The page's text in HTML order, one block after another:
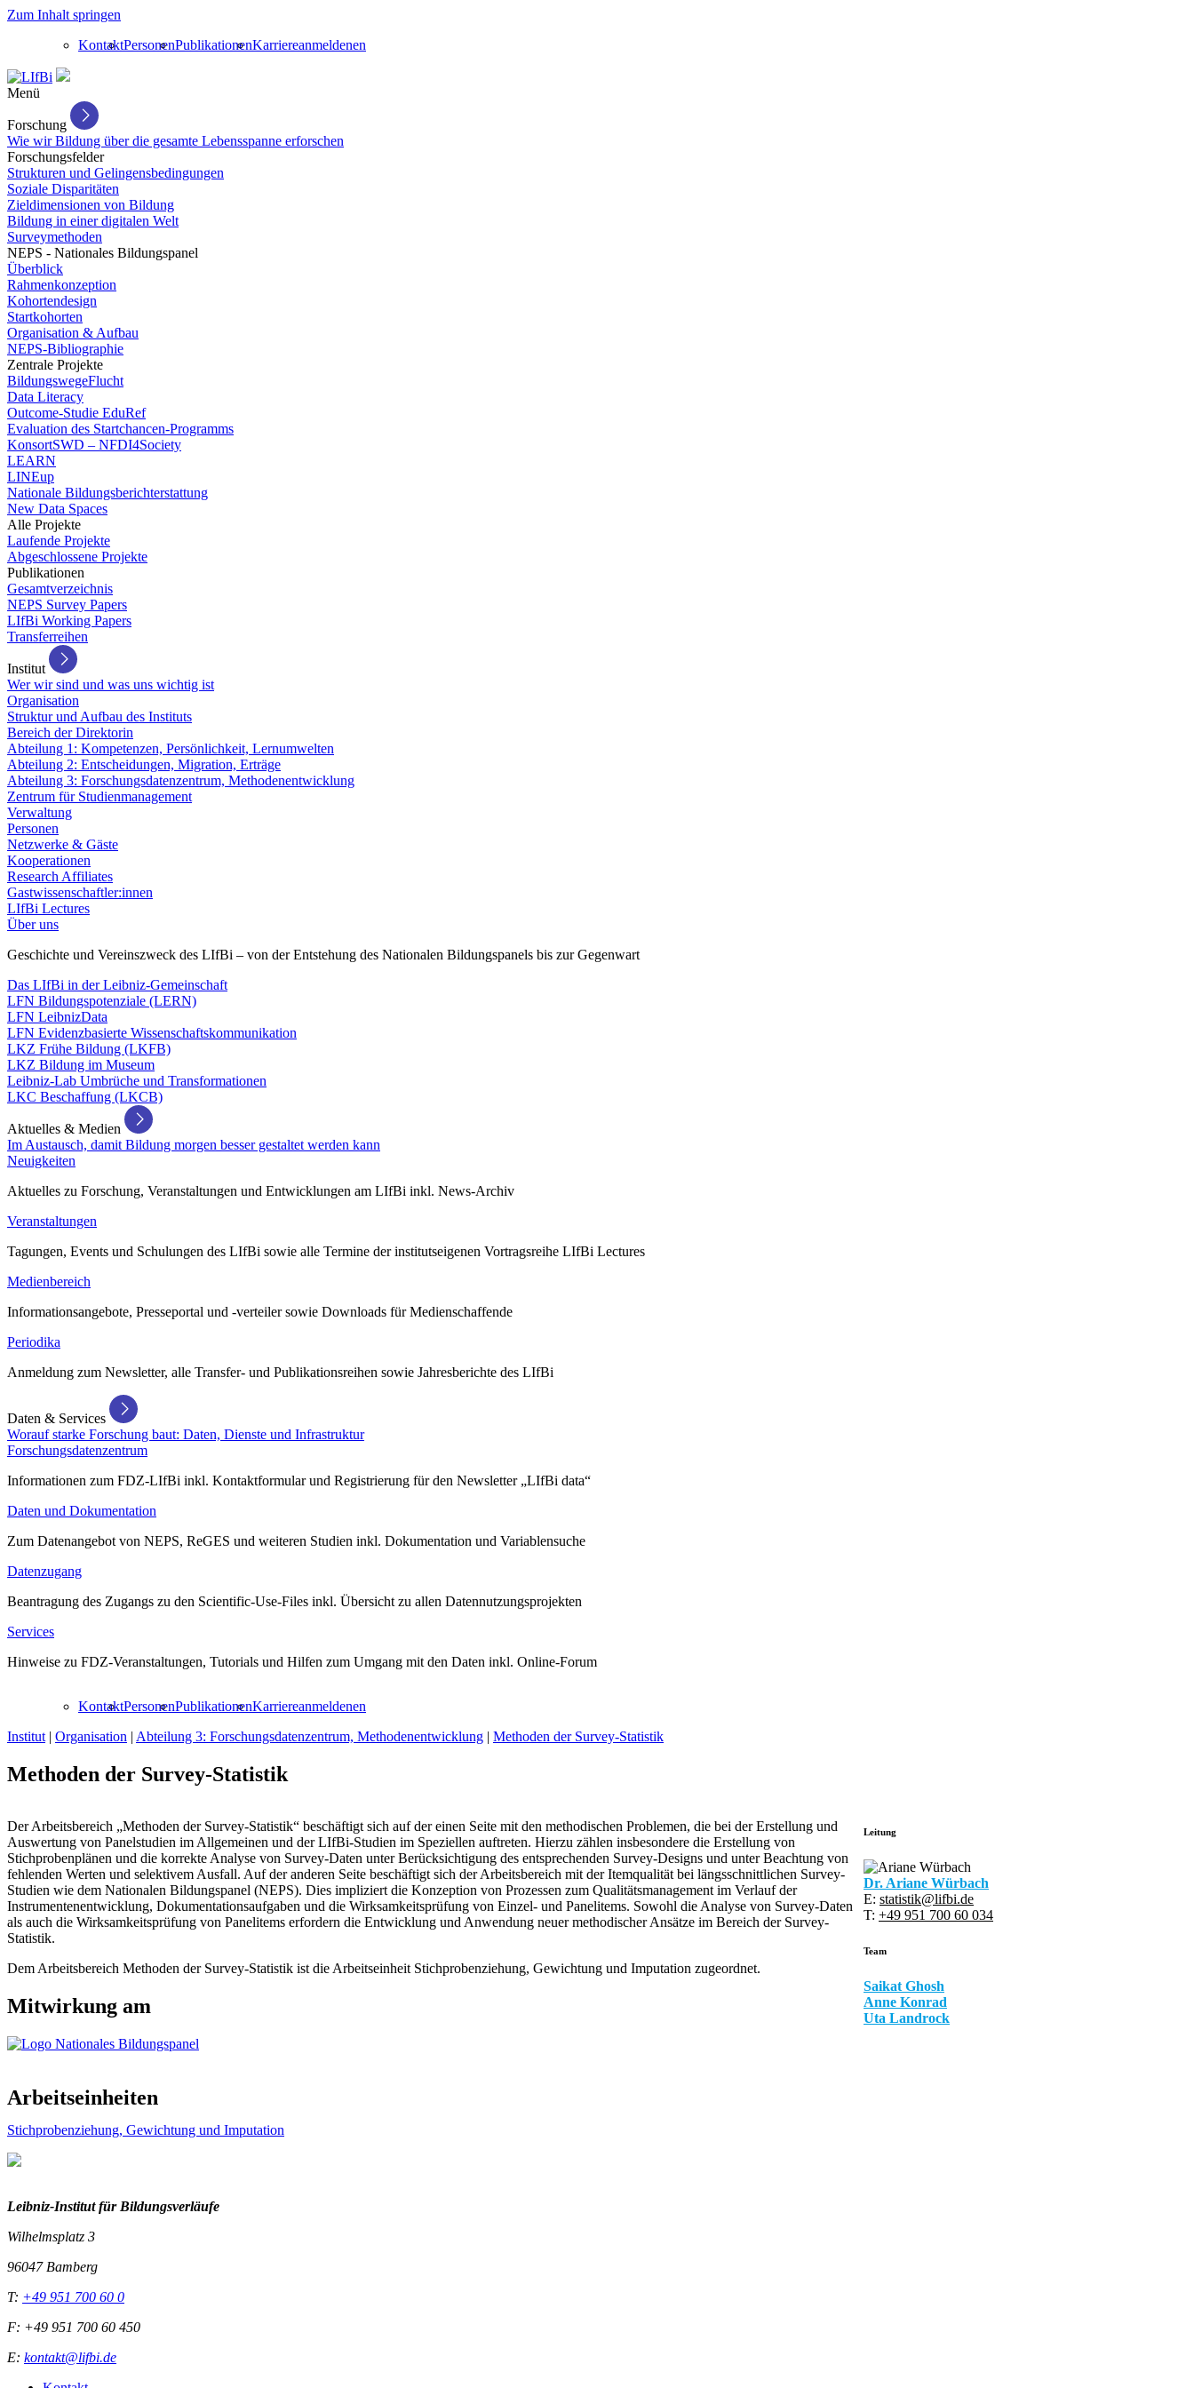
Zum Inhalt springen
KontaktPersonenPublikationenKarriereanmeldenen
Menü
Forschung
Wie wir Bildung über die gesamte Lebensspanne erforschen
Forschungsfelder
Strukturen und Gelingensbedingungen
Soziale Disparitäten
Zieldimensionen von Bildung
Bildung in einer digitalen Welt
Surveymethoden
NEPS - Nationales Bildungspanel
Überblick
Rahmenkonzeption
Kohortendesign
Startkohorten
Organisation & Aufbau
NEPS-Bibliographie
Zentrale Projekte
BildungswegeFlucht
Data Literacy
Outcome-Studie EduRef
Evaluation des Startchancen-Programms
KonsortSWD – NFDI4Society
LEARN
LINEup
Nationale Bildungsberichterstattung
New Data Spaces
Alle Projekte
Laufende Projekte
Abgeschlossene Projekte
Publikationen
Gesamtverzeichnis
NEPS Survey Papers
LIfBi Working Papers
Transferreihen
Institut
Wer wir sind und was uns wichtig ist
Organisation
Struktur und Aufbau des Instituts
Bereich der Direktorin
Abteilung 1: Kompetenzen, Persönlichkeit, Lernumwelten
Abteilung 2: Entscheidungen, Migration, Erträge
Abteilung 3: Forschungsdatenzentrum, Methodenentwicklung
Zentrum für Studienmanagement
Verwaltung
Personen
Netzwerke & Gäste
Kooperationen
Research Affiliates
Gastwissenschaftler:innen
LIfBi Lectures
Über uns
Geschichte und Vereinszweck des LIfBi – von der Entstehung des Nationalen Bildungspanels bis zur Gegenwart
Das LIfBi in der Leibniz-Gemeinschaft
LFN Bildungspotenziale (LERN)
LFN LeibnizData
LFN Evidenzbasierte Wissenschaftskommunikation
LKZ Frühe Bildung (LKFB)
LKZ Bildung im Museum
Leibniz-Lab Umbrüche und Transformationen
LKC Beschaffung (LKCB)
Aktuelles & Medien
Im Austausch, damit Bildung morgen besser gestaltet werden kann
Neuigkeiten
Aktuelles zu Forschung, Veranstaltungen und Entwicklungen am LIfBi inkl. News-Archiv
Veranstaltungen
Tagungen, Events und Schulungen des LIfBi sowie alle Termine der institutseigenen Vortragsreihe LIfBi Lectures
Medienbereich
Informationsangebote, Presseportal und -verteiler sowie Downloads für Medienschaffende
Periodika
Anmeldung zum Newsletter, alle Transfer- und Publikationsreihen sowie Jahresberichte des LIfBi
Daten & Services
Worauf starke Forschung baut: Daten, Dienste und Infrastruktur
Forschungsdatenzentrum
Informationen zum FDZ-LIfBi inkl. Kontaktformular und Registrierung für den Newsletter „LIfBi data“
Daten und Dokumentation
Zum Datenangebot von NEPS, ReGES und weiteren Studien inkl. Dokumentation und Variablensuche
Datenzugang
Beantragung des Zugangs zu den Scientific-Use-Files inkl. Übersicht zu allen Datennutzungsprojekten
Services
Hinweise zu FDZ-Veranstaltungen, Tutorials und Hilfen zum Umgang mit den Daten inkl. Online-Forum
KontaktPersonenPublikationenKarriereanmeldenen
Institut | Organisation | Abteilung 3: Forschungsdatenzentrum, Methodenentwicklung | Methoden der Survey-Statistik
Methoden der Survey-Statistik
Der Arbeitsbereich „Methoden der Survey-Statistik“ beschäftigt sich auf der einen Seite mit den methodischen Problemen, die bei der Erstellung und
Auswertung von Panelstudien im Allgemeinen und der LIfBi-Studien im Speziellen auftreten. Hierzu zählen insbesondere die Erstellung von
Stichprobenplänen und die korrekte Analyse von Survey-Daten unter Berücksichtigung des entsprechenden Survey-Designs und unter Beachtung von
fehlenden Werten und selektivem Ausfall. Auf der anderen Seite beschäftigt sich der Arbeitsbereich mit der Itemqualität bei längsschnittlichen Survey-
Studien wie dem Nationalen Bildungspanel (NEPS). Dies impliziert die Konzeption von Prozessen zum Qualitätsmanagement im Verlauf der
Instrumentenentwicklung, Dokumentationsaufgaben und die Wirksamkeitsprüfung von Einzel- und Panelitems. Sowohl die Analyse von Survey-Daten
als auch die Wirksamkeitsprüfung von Panelitems erfordern die Entwicklung und Anwendung neuer methodischer Ansätze im Bereich der Survey-
Statistik.
Dem Arbeitsbereich Methoden der Survey-Statistik ist die Arbeitseinheit Stichprobenziehung, Gewichtung und Imputation zugeordnet.
Mitwirkung am
Leitung
Dr. Ariane Würbach
E: statistik@lifbi.de
T: +49 951 700 60 034
Team
Saikat Ghosh
Anne Konrad
Uta Landrock
Arbeitseinheiten
Stichprobenziehung, Gewichtung und Imputation
Leibniz-Institut für Bildungsverläufe
Wilhelmsplatz 3
96047 Bamberg
T: +49 951 700 60 0
F: +49 951 700 60 450
E: kontakt@lifbi.de